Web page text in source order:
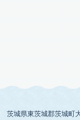
茨城県東茨城郡茨城町